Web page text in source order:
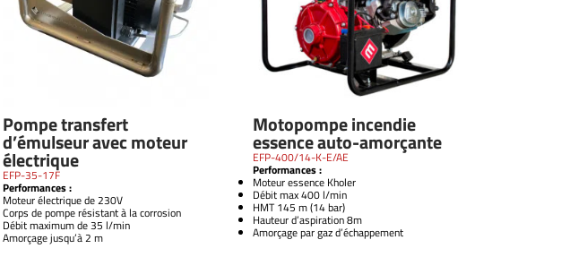
Pompe transfert
d’émulseur avec moteur
électrique
EFP-35-17F
Performances :
Moteur électrique de 230V
Corps de pompe résistant à la corrosion
Débit maximum de 35 l/min
Amorçage jusqu’à 2 m
Motopompe incendie
essence auto-amorçante
EFP-400/14-K-E/AE
Performances :
Moteur essence Kholer
Débit max 400 l/min
HMT 145 m (14 bar)
Hauteur d’aspiration 8m
Amorçage par gaz d’échappement